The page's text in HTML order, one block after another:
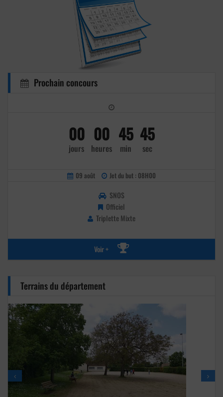
Prochain concours
00
jours
00
heures
45
min
45
sec
09 août Jet du but : 08H00
SNOS
Officiel
Triplette Mixte
Voir +
Terrains du département